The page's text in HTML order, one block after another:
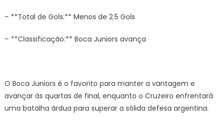
– **Total de Gols:** Menos de 2.5 Gols
– **Classificação:** Boca Juniors avança
O Boca Juniors é o favorito para manter a vantagem e
avançar às quartas de final, enquanto o Cruzeiro enfrentará
uma batalha árdua para superar a sólida defesa argentina.